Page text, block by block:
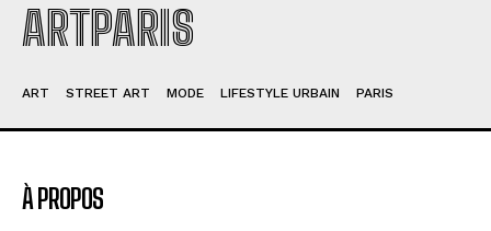
ARTPARIS
ART STREET ART MODE LIFESTYLE URBAIN PARIS
À PROPOS